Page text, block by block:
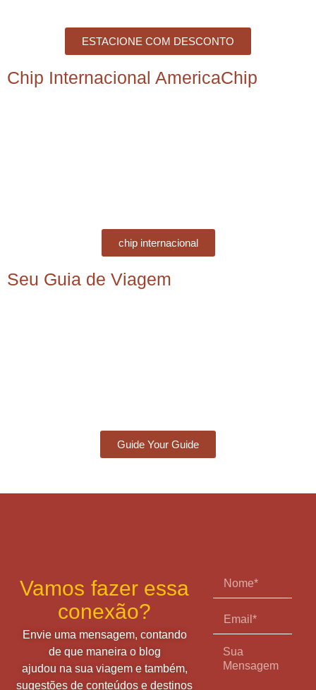
ESTACIONE COM DESCONTO
Chip Internacional AmericaChip
chip internacional
Seu Guia de Viagem
Guide Your Guide
Vamos fazer essa
conexão?
Envie uma mensagem, contando
de que maneira o blog
ajudou na sua viagem e também,
sugestões de conteúdos e destinos